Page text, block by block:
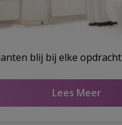
blij bij elke opdracht
Lees Meer